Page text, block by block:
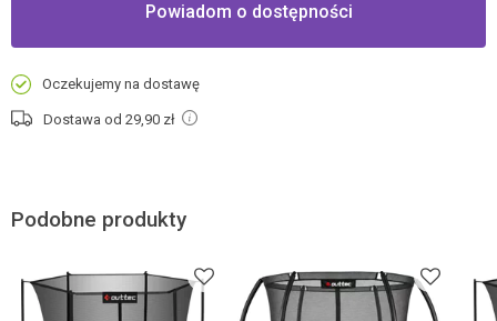
Powiadom o dostępności
Oczekujemy na dostawę
Dostawa od 29,90 zł
Podobne produkty